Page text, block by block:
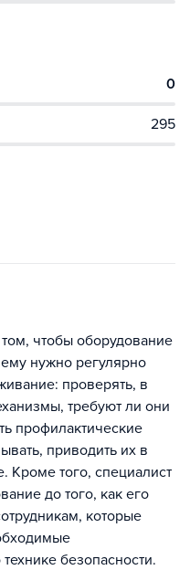
0
295
чтобы оборудование
нужно регулярно
проверять, в
требуют ли они
профилактические
приводить их в
Кроме того, специалист
до того, как его
которые
безопасности.